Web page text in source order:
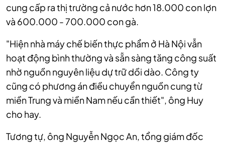
cung cấp ra thị trường cả nước hơn 18.000 con lợn
và 600.000 - 700.000 con gà.
"Hiện nhà máy chế biến thực phẩm ở Hà Nội vẫn
hoạt động bình thường và sẵn sàng tăng công suất
nhờ nguồn nguyên liệu dự trữ dồi dào. Công ty
cũng có phương án điều chuyển nguồn cung từ
miền Trung và miền Nam nếu cần thiết", ông Huy
cho hay.
Tương tự, ông Nguyễn Ngọc An, tổng giám đốc